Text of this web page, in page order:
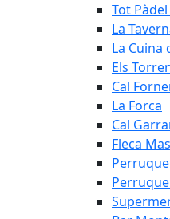
Tot
La
La Cuina
Els
Cal
La Forca
Cal
Fleca